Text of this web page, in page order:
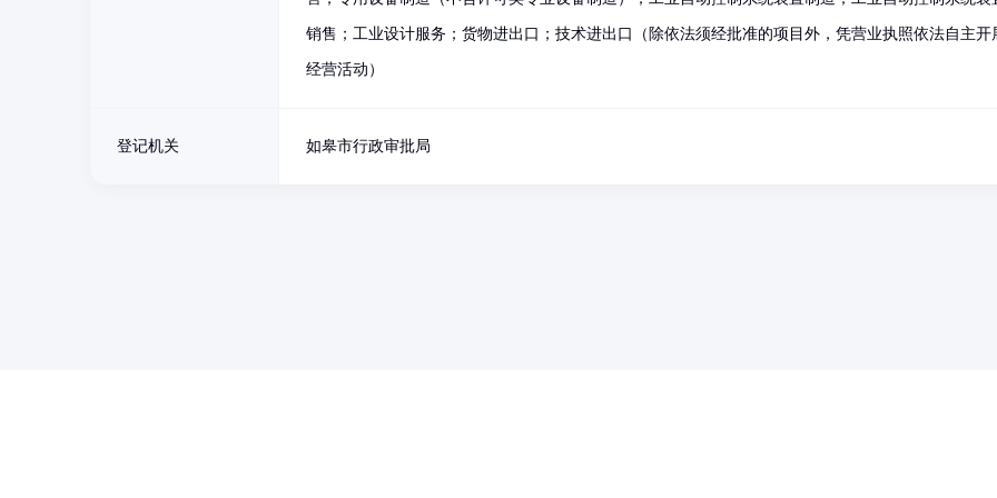
销售；工业设计服务；货物进出口；技术进出口（除依法须经批准的项目外，凭营业执照依法自主开
经营活动）
登记机关 如皋市行政审批局